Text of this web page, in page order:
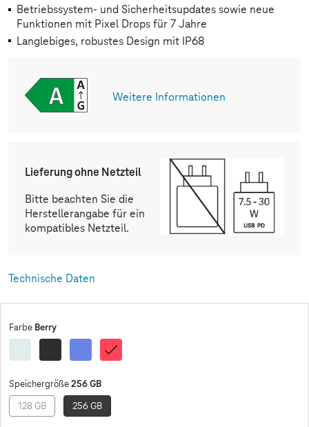
Betriebssystem- und Sicherheitsupdates sowie neue
Funktionen mit Pixel Drops für 7 Jahre
Langlebiges, robustes Design mit IP68
Weitere Informationen
Lieferung ohne Netzteil
Bitte beachten Sie die
Herstellerangabe für ein
kompatibles Netzteil.
Technische Daten
Farbe Berry
Fog ObsidianLavenderBerry
Speichergröße 256 GB
128 GB 256 GB